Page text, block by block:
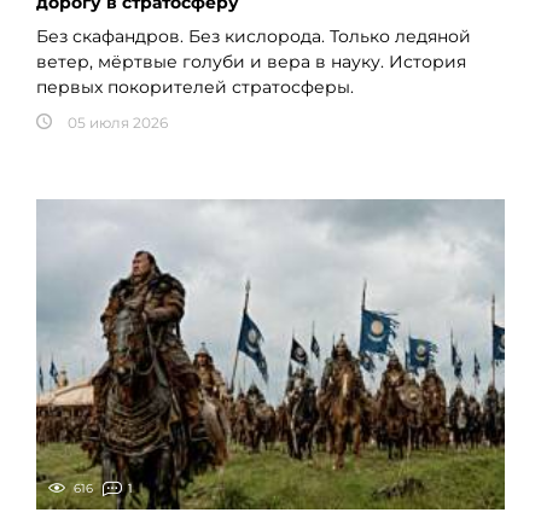
Без скафандров. Без кислорода. Только ледяной
ветер, мёртвые голуби и вера в науку. История
первых покорителей стратосферы.
05 июля 2026
616 1